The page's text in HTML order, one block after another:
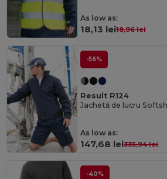
As low as:
18,13 lei18,96 lei
-56%
Result R124
Jachetă de lucru
As low as:
147,68 lei335,94 lei
-40%